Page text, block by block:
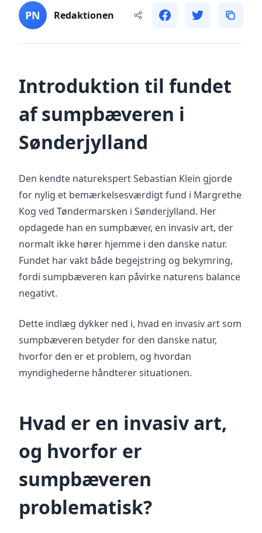
PN Redaktionen
Introduktion til fundet
af sumpbæveren i
Sønderjylland
Den kendte naturekspert Sebastian Klein gjorde
for nylig et bemærkelsesværdigt fund i Margrethe
Kog ved Tøndermarsken i Sønderjylland. Her
opdagede han en sumpbæver, en invasiv art, der
normalt ikke hører hjemme i den danske natur.
Fundet har vakt både begejstring og bekymring,
fordi sumpbæveren kan påvirke naturens balance
negativt.
Dette indlæg dykker ned i, hvad en invasiv art som
sumpbæveren betyder for den danske natur,
hvorfor den er et problem, og hvordan
myndighederne håndterer situationen.
Hvad er en invasiv art,
og hvorfor er
sumpbæveren
problematisk?